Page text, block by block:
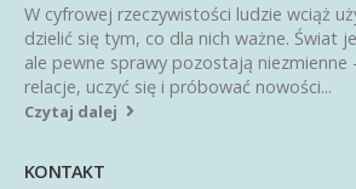
W cyfrowej rzeczywistości ludzie wciąż
dzielić się tym, co dla nich ważne. Świat
ale pewne sprawy pozostają niezmienne
relacje, uczyć się i próbować nowości...
Czytaj dalej
KONTAKT